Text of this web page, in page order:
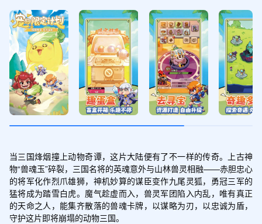
当三国烽烟撞上动物奇谭，这片大陆便有了不一样的传奇。上古神
物“兽魂玉”碎裂，三国名将的英魂意外与山林兽灵相融——赤胆忠心
的将军化作烈爪雄狮，神机妙算的谋臣变作九尾灵狐，勇冠三军的
猛将成为踏雪白虎。魔气趁虚而入，兽灵军团陷入内乱，唯有真正
的天命之人，能集齐散落的兽魂卡牌，以谋略为刃，以忠诚为盾，
守护这片即将崩塌的动物三国。